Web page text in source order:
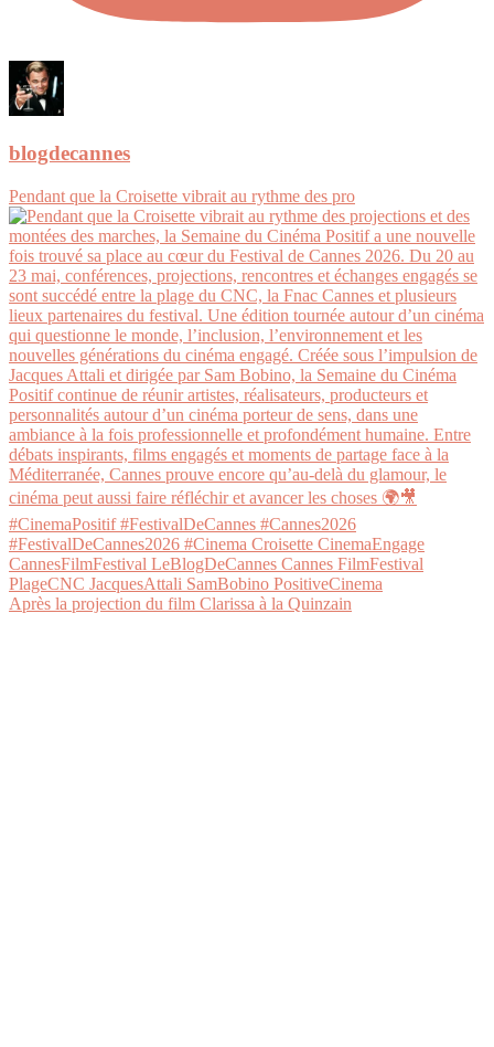
blogdecannes
Pendant que la Croisette vibrait au rythme des pro
Après la projection du film Clarissa à la Quinzain